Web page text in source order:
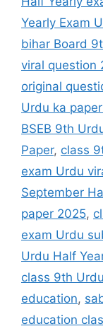
Yearly Exam
bihar Board
viral question
original
Urdu ka
BSEB 9th
Paper, class
exam Urdu
September
paper 2025,
exam Urdu
Urdu Half
class 9th
education,
education